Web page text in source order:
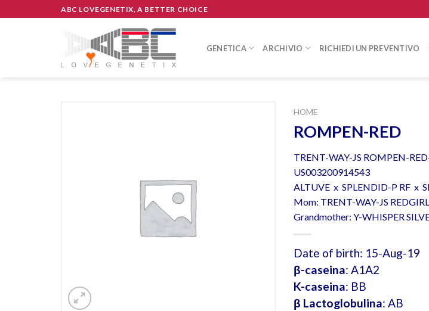
to
ABC LOVEGENETIX, A BETTER CHOICE
GENETICA ARCHIVIO RICHIEDI UN PREVENTIVO
HOME
ROMPEN-RED
TRENT-WAY-JS ROMPEN-
US003200914543
ALTUVE x SPLENDID-P RF x
Mom: TRENT-WAY-JS
Grandmother: Y-WHISPER
Date of birth: 15-Aug-19
β-caseina: A1A2
K-caseina: BB
β Lactoglobulina: AB